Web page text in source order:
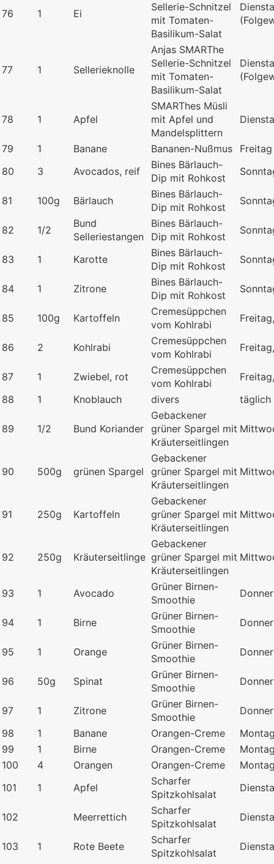
76 1 Ei
Sellerie-Schnitzel
mit Tomaten-
Basilikum-Salat
77 1 Sellerieknolle
Anjas SMARThe
Sellerie-Schnitzel
mit Tomaten-
Basilikum-Salat
78 1 Apfel
SMARThes Müsli
mit Apfel und
Mandelsplittern
79 1 Banane Bananen-Nußmus
Freitag
80
3 Avocados, reif
Bines Bärlauch-
Dip mit Rohkost
81 100g Bärlauch
Bines Bärlauch-
Dip mit Rohkost
82 1/2
Bund
Selleriestangen
Bines Bärlauch-
Dip mit Rohkost
83 1 Karotte
Bines Bärlauch-
Dip mit Rohkost
84 1 Zitrone
Bines Bärlauch-
Dip mit Rohkost
85 100g Kartoffeln
Cremesüppchen
vom Kohlrabi
86 2 Kohlrabi
Cremesüppchen
vom Kohlrabi
87 1 Zwiebel, rot
Cremesüppchen
vom Kohlrabi
88
1 Knoblauch divers täglich
89 1/2 Bund Koriander
Gebackener
grüner Spargel mit
Kräuterseitlingen
90 500g grünen Spargel
Gebackener
grüner Spargel mit
Kräuterseitlingen
91 250g Kartoffeln
Gebackener
grüner Spargel mit
Kräuterseitlingen
92 250g Kräuterseitlinge
Gebackener
grüner Spargel mit
Kräuterseitlingen
93 1 Avocado
Grüner Birnen-
Smoothie
94 1 Birne
Grüner Birnen-
Smoothie
95 1 Orange
Grüner Birnen-
Smoothie
96 50g Spinat
Grüner Birnen-
Smoothie
97 1 Zitrone
Grüner Birnen-
Smoothie
98
1 Banane Orangen-Creme
99
1 Birne Orangen-Creme
100
4 Orangen Orangen-Creme
101
1 Apfel
Scharfer
Spitzkohlsalat
102 Meerrettich
Scharfer
Spitzkohlsalat
103 1 Rote Beete
Scharfer
Spitzkohlsalat